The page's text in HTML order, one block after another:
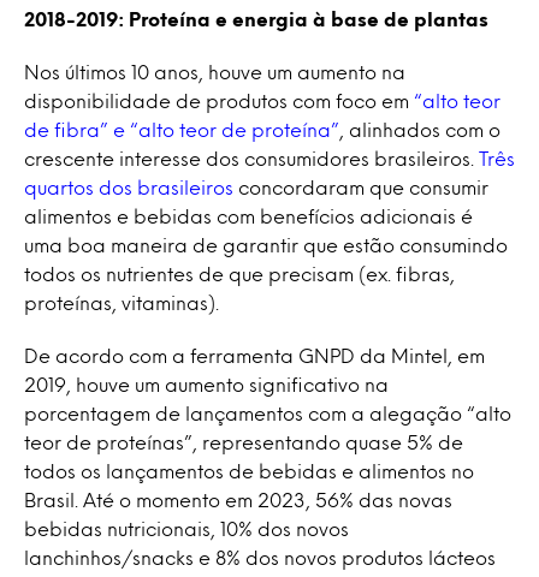
2018-2019: Proteína e energia à base de plantas
Nos últimos 10 anos, houve um aumento na
disponibilidade de produtos com foco em “alto teor
de fibra” e “alto teor de proteína” , alinhados com o
crescente interesse dos consumidores brasileiros.
Três
quartos dos brasileiros concordaram que consumir
alimentos e bebidas com benefícios adicionais é
uma boa maneira de garantir que estão consumindo
todos os nutrientes de que precisam (ex. fibras,
proteínas, vitaminas).
De acordo com a ferramenta GNPD da Mintel, em
2019, houve um aumento significativo na
porcentagem de lançamentos com a alegação “alto
teor de proteínas”, representando quase 5% de
todos os lançamentos de bebidas e alimentos no
Brasil. Até o momento em 2023, 56% das novas
bebidas nutricionais, 10% dos novos
lanchinhos/snacks e 8% dos novos produtos lácteos